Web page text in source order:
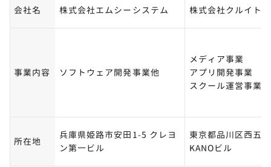
会社名 株式会社エムシーシステム 株式会社クルイト
事業内容 ソフトウェア開発事業他
メディア事業
アプリ開発事業
スクール運営事業
所在地
兵庫県姫路市安田1-5 クレヨ
ン第一ビル
東京都品川区西五
KANOビル